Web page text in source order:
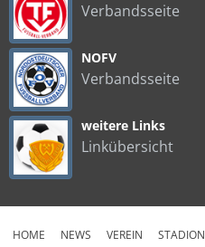
Verbandsseite
NOFV
Verbandsseite
weitere Links
Linkübersicht
HOME NEWS VEREIN STADION